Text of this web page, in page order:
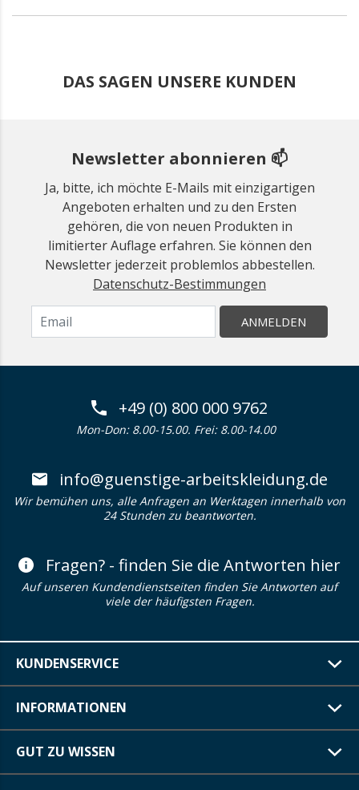
DAS SAGEN UNSERE KUNDEN
Newsletter abonnieren 📫
Ja, bitte, ich möchte E-Mails mit einzigartigen
Angeboten erhalten und zu den Ersten
gehören, die von neuen Produkten in
limitierter Auflage erfahren. Sie können den
Newsletter jederzeit problemlos abbestellen.
Datenschutz-Bestimmungen
ANMELDEN
+49 (0) 800 000 9762
Mon-Don: 8.00-15.00. Frei: 8.00-14.00
info@guenstige-arbeitskleidung.de
Wir bemühen uns, alle Anfragen an Werktagen innerhalb von
24 Stunden zu beantworten.
Fragen? - finden Sie die Antworten hier
Auf unseren Kundendienstseiten finden Sie Antworten auf
viele der häufigsten Fragen.
KUNDENSERVICE
INFORMATIONEN
GUT ZU WISSEN